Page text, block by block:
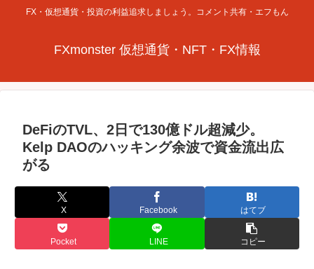
FX・仮想通貨・投資の利益追求しましょう。コメント共有・エフもん
FXmonster 仮想通貨・NFT・FX情報
DeFiのTVL、2日で130億ドル超減少。
Kelp DAOのハッキング余波で資金流出広
がる
X Facebook はてブ
Pocket LINE コピー